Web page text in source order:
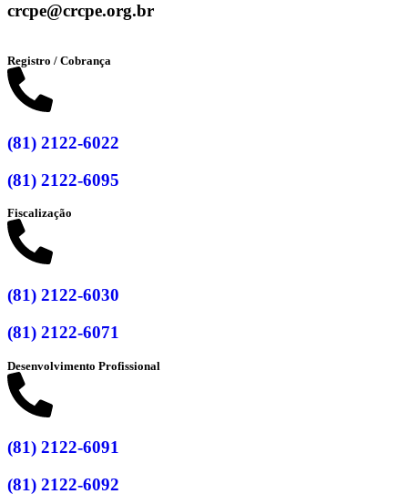
crcpe@crcpe.org.br
Registro / Cobrança
(81) 2122-6022
(81) 2122-6095
Fiscalização
(81) 2122-6030
(81) 2122-6071
Desenvolvimento Profissional
(81) 2122-6091
(81) 2122-6092